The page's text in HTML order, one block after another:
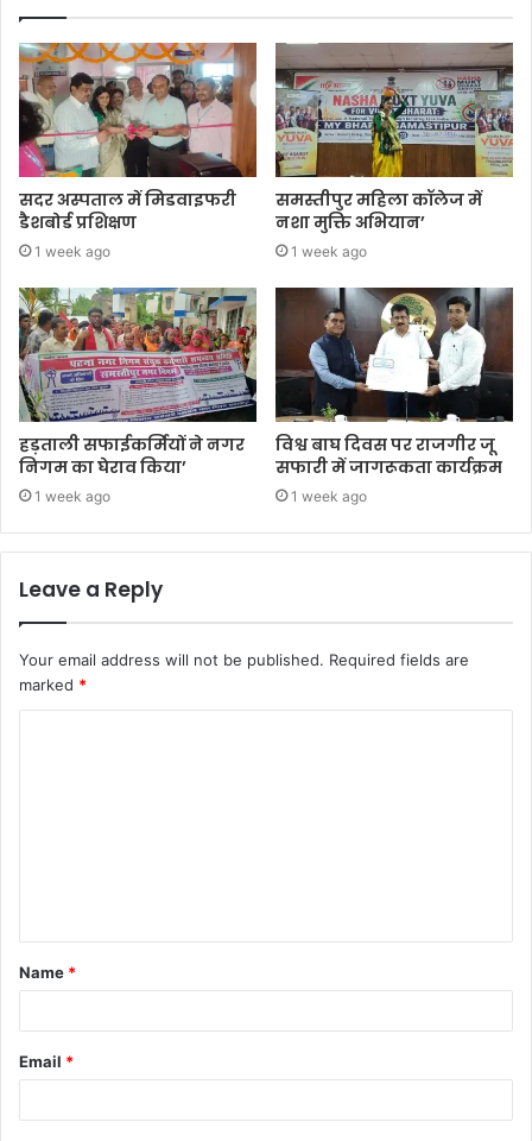
सदर अस्पताल में मिडवाइफरी
डैशबोर्ड प्रशिक्षण
1 week ago
समस्तीपुर महिला कॉलेज में
नशा मुक्ति अभियान’
1 week ago
हड़ताली सफाईकर्मियों ने नगर
निगम का घेराव किया’
1 week ago
विश्व बाघ दिवस पर राजगीर जू
सफारी में जागरूकता कार्यक्रम
1 week ago
Leave a Reply
Your email address will not be published. Required fields are
marked *
Name *
Email *